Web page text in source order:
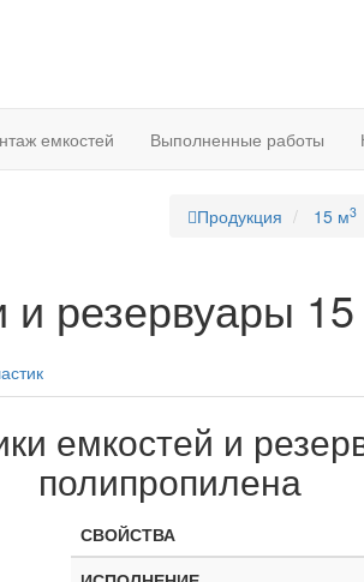
емкостей Выполненные работы
Продукция 15 м3
и резервуары
емкостей и
полипропилена
СВОЙСТВА